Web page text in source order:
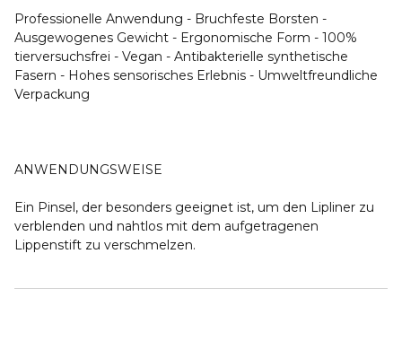
Professionelle Anwendung - Bruchfeste Borsten -
Ausgewogenes Gewicht - Ergonomische Form - 100%
tierversuchsfrei - Vegan - Antibakterielle synthetische
Fasern - Hohes sensorisches Erlebnis - Umweltfreundliche
Verpackung
ANWENDUNGSWEISE
Ein Pinsel, der besonders geeignet ist, um den Lipliner zu
verblenden und nahtlos mit dem aufgetragenen
Lippenstift zu verschmelzen.